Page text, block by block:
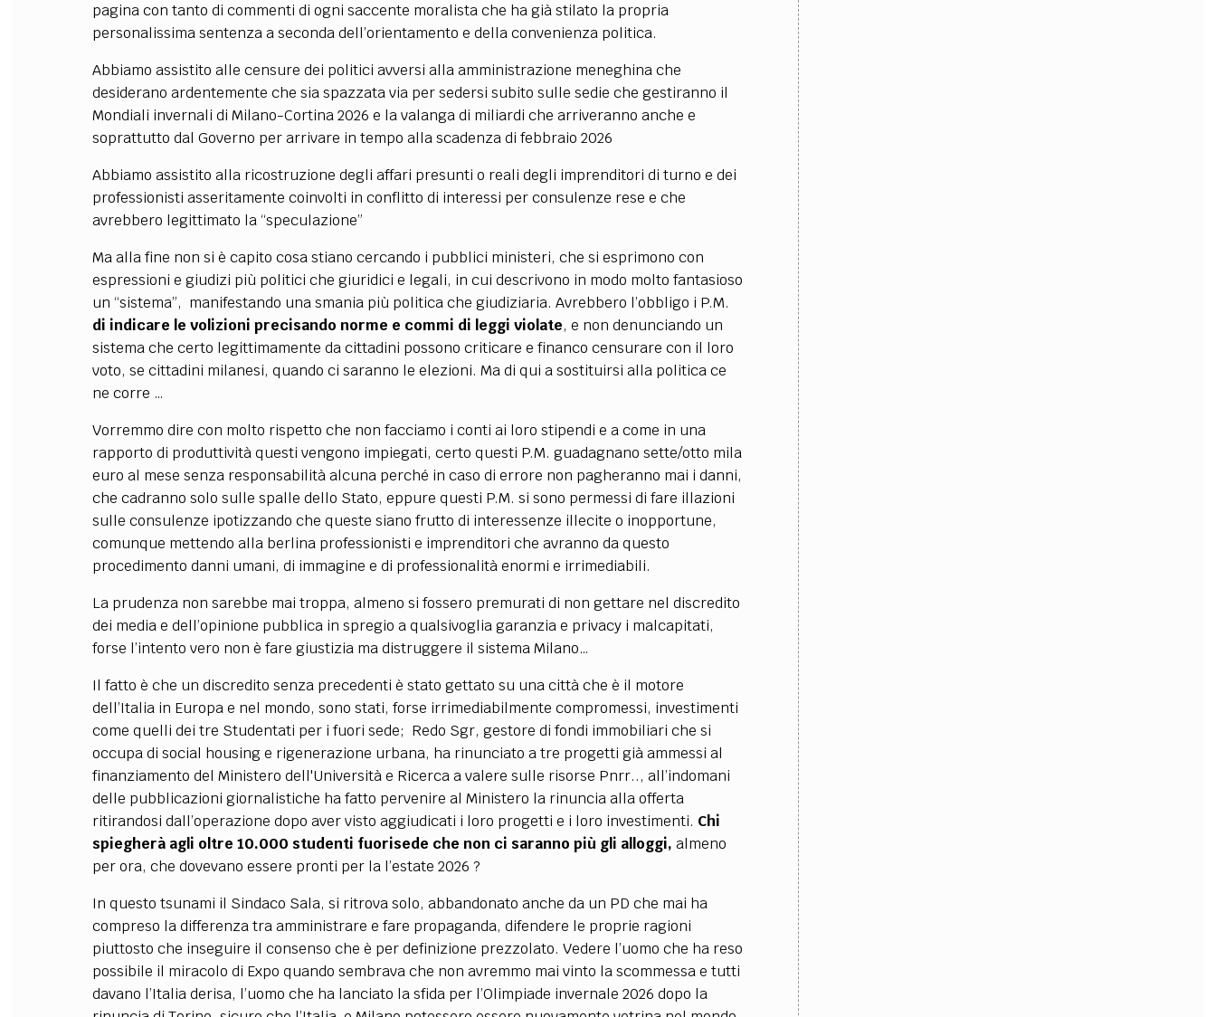
pagina con tanto di commenti di ogni saccente moralista che ha già stilato la propria
personalissima sentenza a seconda dell’orientamento e della convenienza politica.
Abbiamo assistito alle censure dei politici avversi alla amministrazione meneghina che
desiderano ardentemente che sia spazzata via per sedersi subito sulle sedie che gestiranno il
Mondiali invernali di Milano-Cortina 2026 e la valanga di miliardi che arriveranno anche e
soprattutto dal Governo per arrivare in tempo alla scadenza di febbraio 2026
Abbiamo assistito alla ricostruzione degli affari presunti o reali degli imprenditori di turno e dei
professionisti asseritamente coinvolti in conflitto di interessi per consulenze rese e che
avrebbero legittimato la “speculazione”
Ma alla fine non si è capito cosa stiano cercando i pubblici ministeri, che si esprimono con
espressioni e giudizi più politici che giuridici e legali, in cui descrivono in modo molto fantasioso
un “sistema”, manifestando una smania più politica che giudiziaria. Avrebbero l’obbligo i P.M.
di indicare le volizioni precisando norme e commi di leggi violate, e non denunciando un
sistema che certo legittimamente da cittadini possono criticare e financo censurare con il loro
voto, se cittadini milanesi, quando ci saranno le elezioni. Ma di qui a sostituirsi alla politica ce
ne corre …
Vorremmo dire con molto rispetto che non facciamo i conti ai loro stipendi e a come in una
rapporto di produttività questi vengono impiegati, certo questi P.M. guadagnano sette/otto mila
euro al mese senza responsabilità alcuna perché in caso di errore non pagheranno mai i danni,
che cadranno solo sulle spalle dello Stato, eppure questi P.M. si sono permessi di fare illazioni
sulle consulenze ipotizzando che queste siano frutto di interessenze illecite o inopportune,
comunque mettendo alla berlina professionisti e imprenditori che avranno da questo
procedimento danni umani, di immagine e di professionalità enormi e irrimediabili.
La prudenza non sarebbe mai troppa, almeno si fossero premurati di non gettare nel discredito
dei media e dell’opinione pubblica in spregio a qualsivoglia garanzia e privacy i malcapitati,
forse l’intento vero non è fare giustizia ma distruggere il sistema Milano…
Il fatto è che un discredito senza precedenti è stato gettato su una città che è il motore
dell’Italia in Europa e nel mondo, sono stati, forse irrimediabilmente compromessi, investimenti
come quelli dei tre Studentati per i fuori sede; Redo Sgr, gestore di fondi immobiliari che si
occupa di social housing e rigenerazione urbana, ha rinunciato a tre progetti già ammessi al
finanziamento del Ministero dell'Università e Ricerca a valere sulle risorse Pnrr.., all’indomani
delle pubblicazioni giornalistiche ha fatto pervenire al Ministero la rinuncia alla offerta
ritirandosi dall’operazione dopo aver visto aggiudicati i loro progetti e i loro investimenti. Chi
spiegherà agli oltre 10.000 studenti fuorisede che non ci saranno più gli alloggi, almeno
per ora, che dovevano essere pronti per la l’estate 2026 ?
In questo tsunami il Sindaco Sala, si ritrova solo, abbandonato anche da un PD che mai ha
compreso la differenza tra amministrare e fare propaganda, difendere le proprie ragioni
piuttosto che inseguire il consenso che è per definizione prezzolato. Vedere l’uomo che ha reso
possibile il miracolo di Expo quando sembrava che non avremmo mai vinto la scommessa e tutti
davano l’Italia derisa, l’uomo che ha lanciato la sfida per l’Olimpiade invernale 2026 dopo la